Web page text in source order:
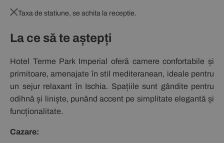
Taxa de statiune, se achita la receptie.
La ce să te aștepți
Hotel Terme Park Imperial oferă camere confortabile și
primitoare, amenajate în stil mediteranean, ideale pentru
un sejur relaxant în Ischia. Spațiile sunt gândite pentru
odihnă și liniște, punând accent pe simplitate elegantă și
funcționalitate.
Cazare: